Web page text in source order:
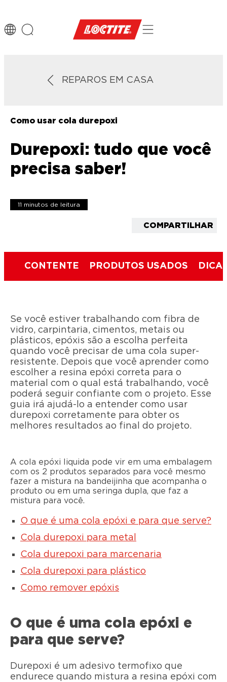
REPAROS EM CASA
Como usar cola durepoxi
Durepoxi: tudo que você
precisa saber!
11 minutos de leitura
COMPARTILHAR
CONTENTE PRODUTOS USADOS DICA
Se você estiver trabalhando com fibra de
vidro, carpintaria, cimentos, metais ou
plásticos, epóxis são a escolha perfeita
quando você precisar de uma cola super-
resistente. Depois que você aprender como
escolher a resina epóxi correta para o
material com o qual está trabalhando, você
poderá seguir confiante com o projeto. Esse
guia irá ajudá-lo a entender como usar
durepoxi corretamente para obter os
melhores resultados ao final do projeto.
A cola epóxi liquida pode vir em uma embalagem
com os 2 produtos separados para você mesmo
fazer a mistura na bandeijinha que acompanha o
produto ou em uma seringa dupla, que faz a
mistura para você.
O que é uma cola epóxi e para que serve?
Cola durepoxi para metal
Cola durepoxi para marcenaria
Cola durepoxi para plástico
Como remover epóxis
O que é uma cola epóxi e
para que serve?
Durepoxi é um adesivo termofixo que
endurece quando mistura a resina epóxi com